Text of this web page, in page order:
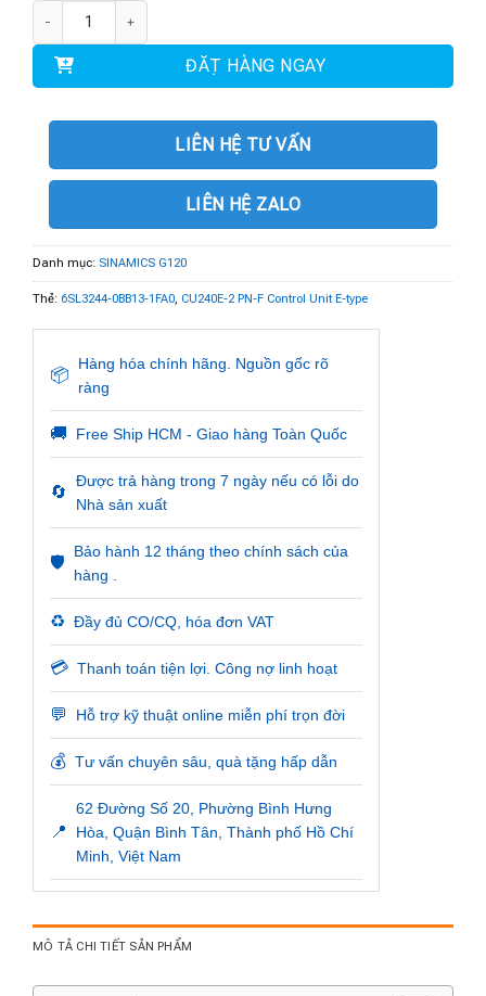
ĐẶT HÀNG NGAY
LIÊN HỆ TƯ VẤN
LIÊN HỆ ZALO
Danh mục: SINAMICS G120
Thẻ: 6SL3244-0BB13-1FA0, CU240E-2 PN-F Control Unit E-type
📦
Hàng hóa chính hãng. Nguồn gốc rõ
ràng
🚚 Free Ship HCM - Giao hàng Toàn Quốc
🔄
Được trả hàng trong 7 ngày nếu có lỗi do
Nhà sản xuất
🛡️
Bảo hành 12 tháng theo chính sách của
hàng .
♻️ Đầy đủ CO/CQ, hóa đơn VAT
💳 Thanh toán tiện lợi. Công nợ linh hoạt
💬 Hỗ trợ kỹ thuật online miễn phí trọn đời
💰 Tư vấn chuyên sâu, quà tặng hấp dẫn
📍
62 Đường Số 20, Phường Bình Hưng
Hòa, Quận Bình Tân, Thành phố Hồ Chí
Minh, Việt Nam
MÔ TẢ CHI TIẾT SẢN PHẨM